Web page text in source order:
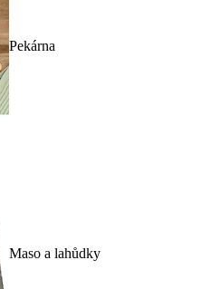
Pekárna
Maso a lahůdky